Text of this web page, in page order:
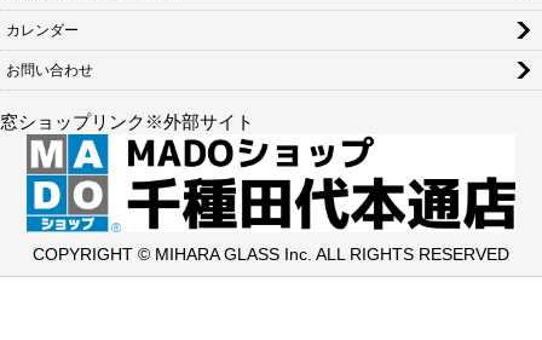
カレンダー
お問い合わせ
窓ショップリンク※外部サイト
COPYRIGHT © MIHARA GLASS Inc. ALL RIGHTS RESERVED